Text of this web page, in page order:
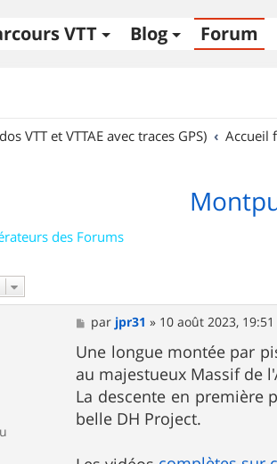
VTT Blog Forum
VTT et VTTAE avec traces GPS)
Accueil
des Forums
M
e
s
s
a
g
e
par jpr31 » 10 août 2023, 19:51
Une longue montée par
au majestueux Massif de
La descente en première
belle DH Project.